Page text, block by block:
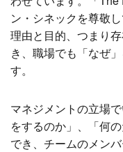
ン・シネックを尊敬
理由と目的、つまり
き、職場でも「なぜ
す。
マネジメントの立場
をするのか」、「何
でき、チームのメン